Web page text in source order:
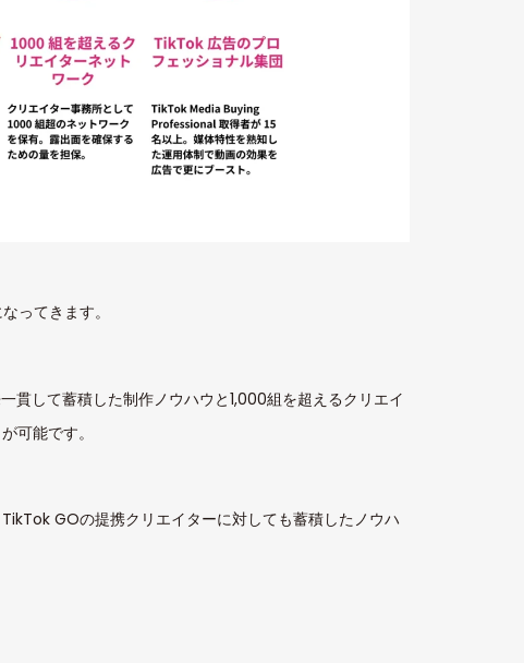
ってきます。
貫して蓄積した制作ノウハウと1,000組を超えるクリエイ
可能です。
GOの提携クリエイターに対しても蓄積したノウハ